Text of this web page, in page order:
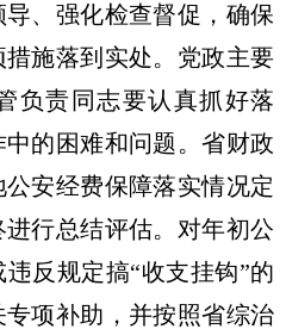
、强化检查督促，确保
施落到实处。党政主要
负责同志要认真抓好落
的困难和问题。省财政
安经费保障落实情况定
行总结评估。对年初公
反规定搞“收支挂钩”的
项补助，并按照省综治